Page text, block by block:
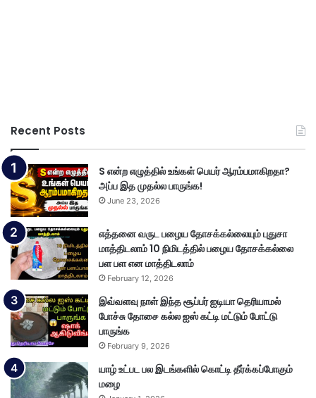
Recent Posts
S என்ற எழுத்தில் உங்கள் பெயர் ஆரம்பமாகிறதா?
அப்ப இத முதல்ல பாருங்க!
June 23, 2026
எத்தனை வருட பழைய தோசக்கல்லையும் புதுசா
மாத்திடலாம் 10 நிமிடத்தில் பழைய தோசக்கல்லை
பள பள என மாத்திடலாம்
February 12, 2026
இவ்வளவு நாள் இந்த சூப்பர் ஐடியா தெரியாமல்
போச்சு தோசை கல்ல ஐஸ் கட்டி மட்டும் போட்டு
பாருங்க
February 9, 2026
யாழ் உட்பட பல இடங்களில் கொட்டி தீர்க்கப்போகும்
மழை